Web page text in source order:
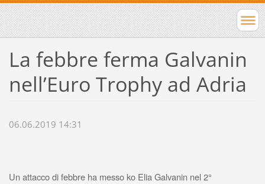
La febbre ferma Galvanin
nell’Euro Trophy ad Adria
06.06.2019 14:31
Un attacco di febbre ha messo ko Elia Galvanin nel 2°